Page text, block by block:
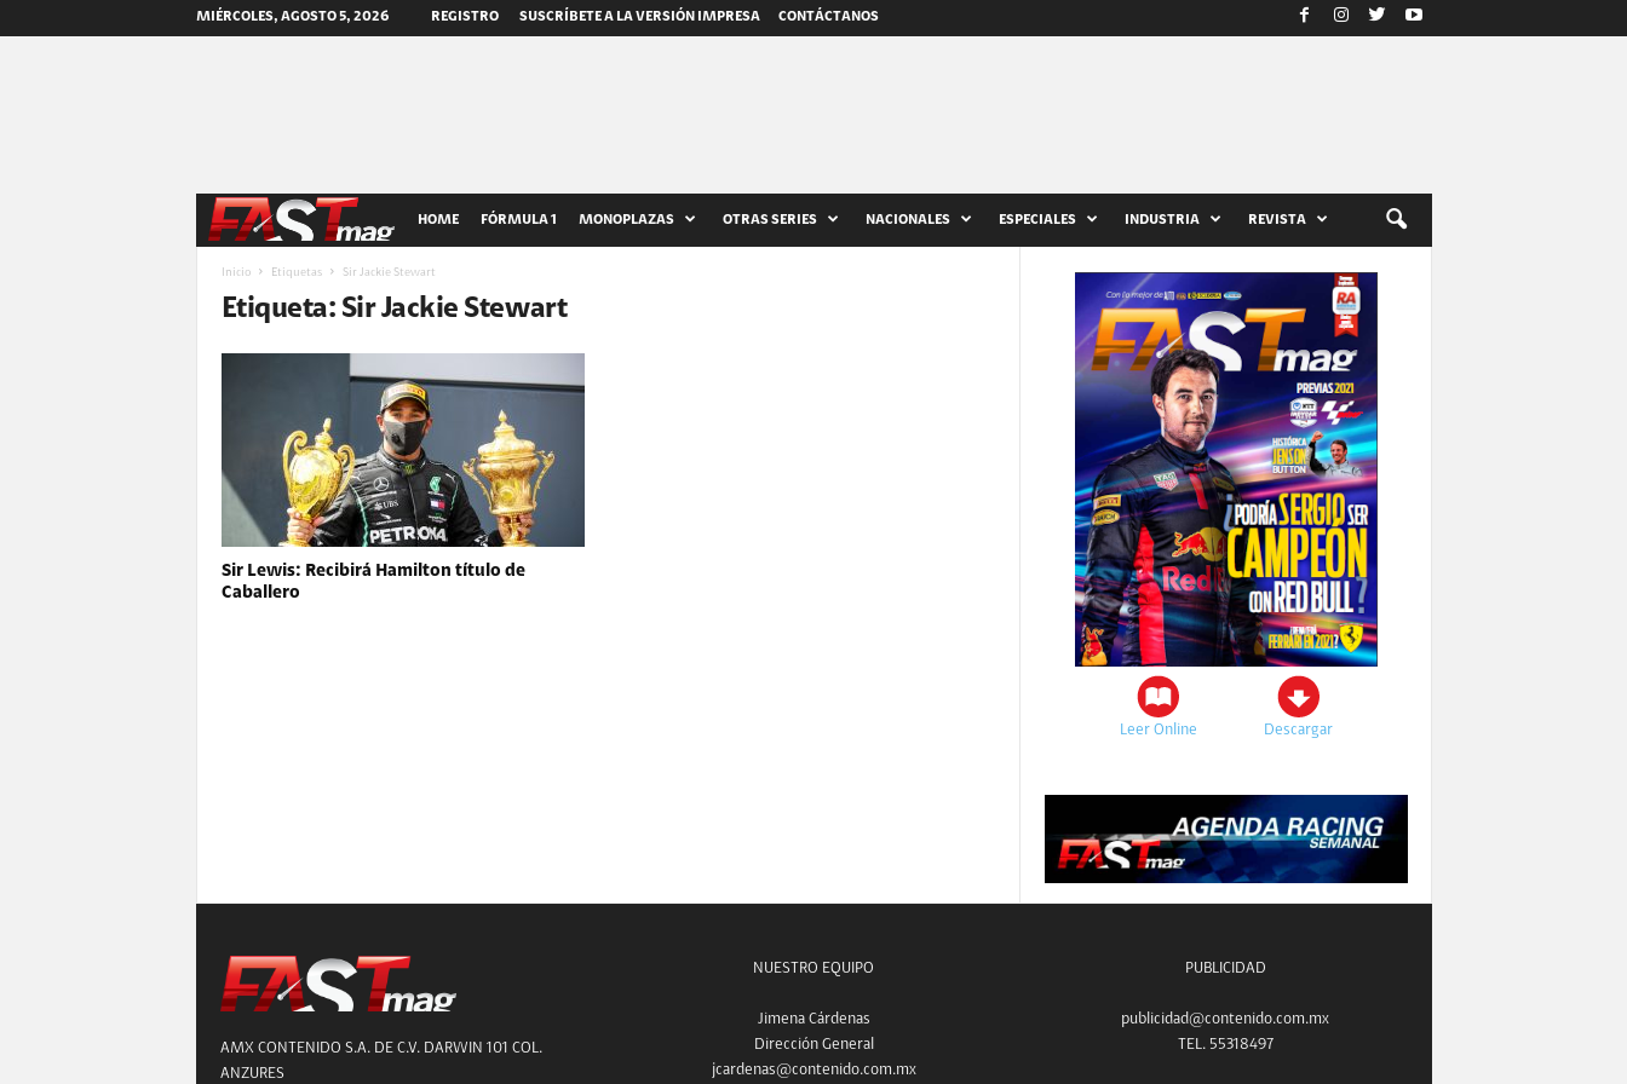
MIÉRCOLES, AGOSTO 5, 2026 REGISTRO SUSCRÍBETE A LA VERSIÓN IMPRESA CONTÁCTANOS
A
T
m
a
g
HOME FÓRMULA 1 MONOPLAZAS OTRAS SERIES NACIONALES ESPECIALES INDUSTRIA REVISTA
Inicio Etiquetas Sir Jackie Stewart
Etiqueta: Sir Jackie Stewart
Sir Lewis: Recibirá Hamilton título de
Caballero
Leer Online Descargar
AMX CONTENIDO S.A. DE C.V. DARWIN 101 COL.
ANZURES
NUESTRO EQUIPO
Jimena Cárdenas
Dirección General
jcardenas@contenido.com.mx
PUBLICIDAD
publicidad@contenido.com.mx
TEL. 55318497